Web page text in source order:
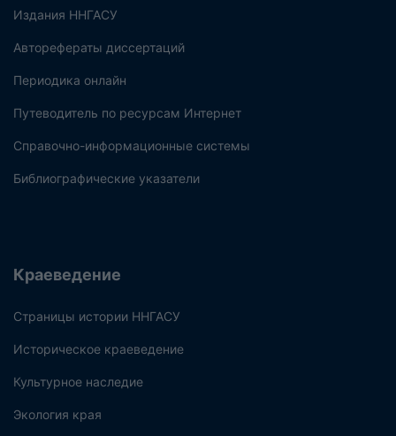
Издания ННГАСУ
Авторефераты диссертаций
Периодика онлайн
Путеводитель по ресурсам Интернет
Справочно-информационные системы
Библиографические указатели
Краеведение
Страницы истории ННГАСУ
Историческое краеведение
Культурное наследие
Экология края